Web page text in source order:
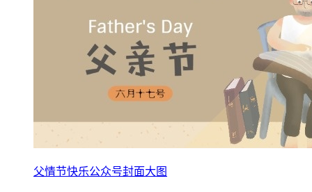
父情节快乐公众号封面大图